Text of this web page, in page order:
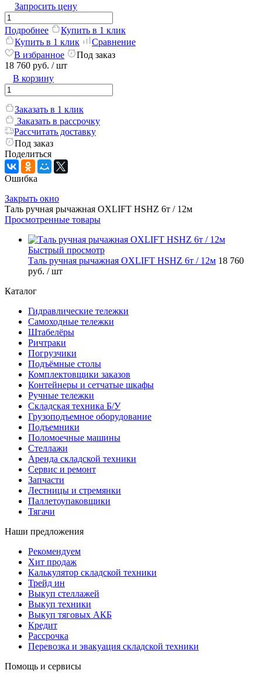
Запросить цену
Подробнее
Купить в 1 клик
Купить в 1 клик
Сравнение
В избранное
Под заказ
18 760 руб. / шт
В корзину
Заказать в 1 клик
Заказать в рассрочку
Рассчитать доставку
Под заказ
Поделиться
Ошибка
Закрыть окно
Таль ручная рычажная OXLIFT HSHZ 6т / 12м
Просмотренные товары
Быстрый просмотр
Таль ручная рычажная OXLIFT HSHZ 6т / 12м 18 760
руб. / шт
Каталог
Гидравлические тележки
Самоходные тележки
Штабелёры
Ричтраки
Погрузчики
Подъёмные столы
Комплектовщики заказов
Контейнеры и сетчатые шкафы
Ручные тележки
Складская техника Б/У
Грузоподъемное оборудование
Подъемники
Поломоечные машины
Стеллажи
Аренда складской техники
Сервис и ремонт
Запчасти
Лестницы и стремянки
Паллетоупаковщики
Тягачи
Наши предложения
Рекомендуем
Хит продаж
Калькулятор складской техники
Трейд ин
Выкуп стеллажей
Выкуп техники
Выкуп тяговых АКБ
Кредит
Рассрочка
Перевозка и эвакуация складской техники
Помощь и сервисы